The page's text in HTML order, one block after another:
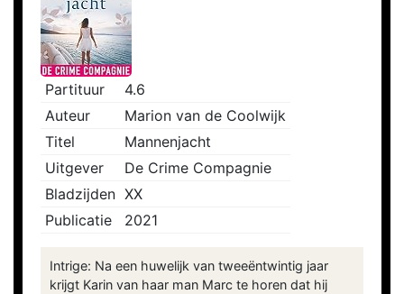
Partituur
4.6
Auteur
Marion van de Coolwijk
Titel
Mannenjacht
Uitgever
De Crime Compagnie
Bladzijden XX
Publicatie
2021
Intrige: Na een huwelijk van tweeëntwintig jaar
krijgt Karin van haar man Marc te horen dat hij